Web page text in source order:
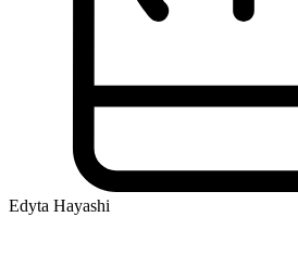
Edyta Hayashi